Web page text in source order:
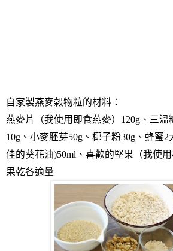
自家製燕麥榖物粒的材料：
燕麥片（我使用即食燕麥） 120g 、三溫
10g 、小麥胚芽50g 、椰子粉30g 、蜂蜜2
佳的葵花油)50ml 、喜歡的堅果（我使
果乾各適量